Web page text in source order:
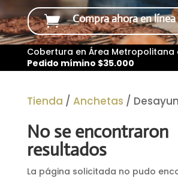
 Compra ahora en línea
Cobertura en Área Metropolitana
Pedido mímino $35.000
Tienda / Anchetas /
No se encontraron
resultados
La página solicitada no pudo